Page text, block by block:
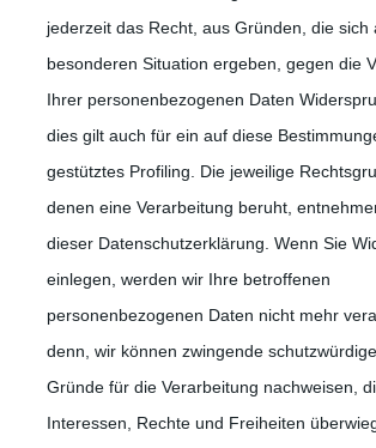
jederzeit das Recht, aus Gründen, die sich
besonderen Situation ergeben, gegen die
Ihrer personenbezogenen Daten
dies gilt auch für ein auf diese
gestütztes Profiling. Die jeweilige
denen eine Verarbeitung beruht,
dieser Datenschutzerklärung. Wenn Sie
einlegen, werden wir Ihre betroffenen
personenbezogenen Daten nicht mehr
denn, wir können zwingende schutzwürdige
Gründe für die Verarbeitung nachweisen,
Interessen, Rechte und Freiheiten